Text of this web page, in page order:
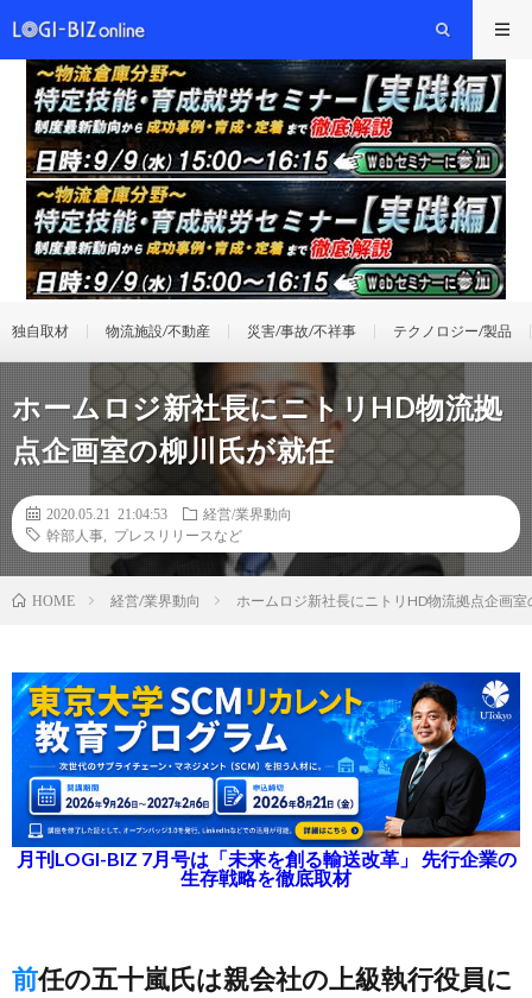
独自取材 物流施設/不動産 災害/事故/不祥事 テクノロジー/製品
ホームロジ新社長にニトリHD物流拠
点企画室の柳川氏が就任
2020.05.21 21:04:53
経営/業界動向
幹部人事
プレスリリースなど
HOME 経営/業界動向 ホームロジ新社長にニトリHD物流拠点企画
月刊LOGI-BIZ 7月号は「未来を創る輸送改革」 先行企業の
生存戦略を徹底取材
前任の五十嵐氏は親会社の上級執行役員に